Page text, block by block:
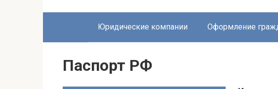
Юридические компании Оформление
Паспорт РФ